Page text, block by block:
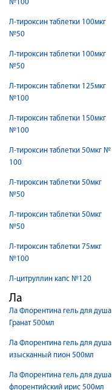
№100
Л-тироксин таблетки 100мкг
№50
Л-тироксин таблетки 100мкг
№50
Л-тироксин таблетки 125мкг
№100
Л-тироксин таблетки 150мкг
№100
Л-тироксин таблетки 50мкг №
100
Л-тироксин таблетки 50мкг
№50
Л-тироксин таблетки 50мкг
№50
Л-тироксин таблетки 75мкг
№100
Л-цитруллин капс №120
Ла
Ла Флорентина гель для душа
Гранат 500мл
Ла Флорентина гель для душа
изысканный пион 500мл
Ла Флорентина гель для душа
флорентийский ирис 500мл